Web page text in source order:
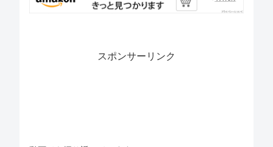
スポンサーリンク